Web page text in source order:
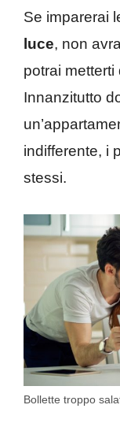
Se imparerai
luce, non
potrai
Innanzitutto
indifferente, i
stessi.
Bollette troppo